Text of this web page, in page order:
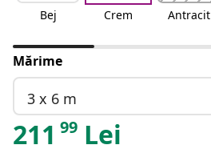
Bej Crem Antracit
Mărime
3 x 6 m
211 99 Lei